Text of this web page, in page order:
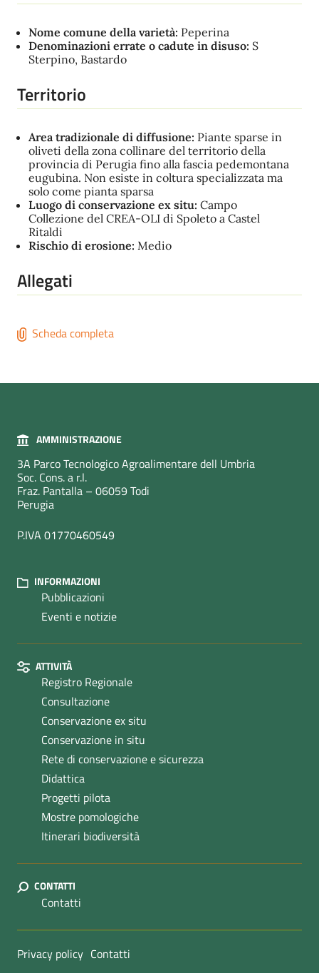
Nome comune della varietà: Peperina
Denominazioni errate o cadute in disuso: S
Sterpino, Bastardo
Territorio
Area tradizionale di diffusione: Piante sparse in
oliveti della zona collinare del territorio della
provincia di Perugia fino alla fascia pedemontana
eugubina. Non esiste in coltura specializzata ma
solo come pianta sparsa
Luogo di conservazione ex situ: Campo
Collezione del CREA-OLI di Spoleto a Castel
Ritaldi
Rischio di erosione: Medio
Allegati
Scheda completa
AMMINISTRAZIONE
3A Parco Tecnologico Agroalimentare dell Umbria
Soc. Cons. a r.l.
Fraz. Pantalla – 06059 Todi
Perugia
P.IVA 01770460549
INFORMAZIONI
Pubblicazioni
Eventi e notizie
ATTIVITÀ
Registro Regionale
Consultazione
Conservazione ex situ
Conservazione in situ
Rete di conservazione e sicurezza
Didattica
Progetti pilota
Mostre pomologiche
Itinerari biodiversità
CONTATTI
Contatti
Sezione Link Utili
Privacy policy Contatti